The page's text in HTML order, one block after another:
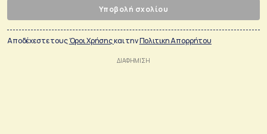
Υποβολή σχολίου
Αποδέχεστε τουςΌροι Χρήσηςκαι τηνΠολιτικη Απορρήτου